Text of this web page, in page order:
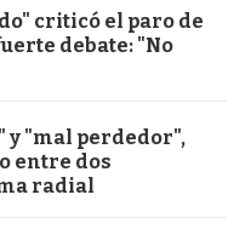
criticó el paro de
debate: "No
y "mal perdedor",
entre dos
radial